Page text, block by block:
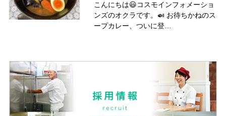
こんにちは😃コスモインフォメーショ
ンズのオクラです。🍛 お待ちかねのス
ープカレー、ついに登…